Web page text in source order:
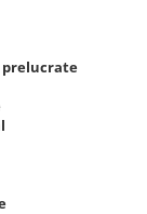
prelucrate